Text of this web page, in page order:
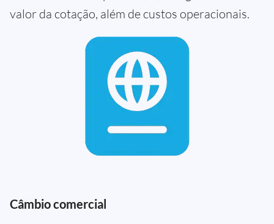
valor da cotação, além de custos operacionais.
Câmbio comercial